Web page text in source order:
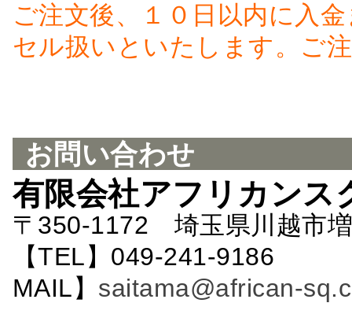
ご注文後、１０日以内に入
セル扱いといたします。ご
お問い合わせ
有限会社アフリカンス
〒350-1172 埼玉県川越市
【TEL】049-241-
MAIL】 saitama@african-